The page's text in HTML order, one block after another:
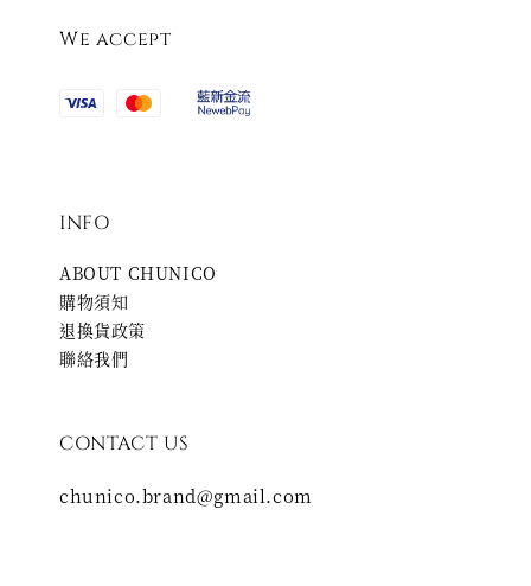
We accept
INFO
ABOUT CHUNICO
購物須知
退換貨政策
聯絡我們
CONTACT US
chunico.brand@gmail.com